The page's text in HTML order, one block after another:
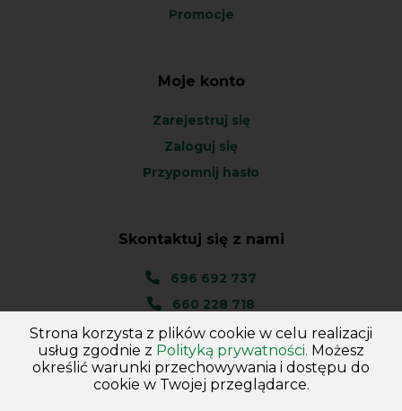
Promocje
Moje konto
Zarejestruj się
Zaloguj się
Przypomnij hasło
Skontaktuj się z nami
696 692 737
660 228 718
Ul. Węgierska 1A
46-045 Kotórz Mały
(woj. Opolskie)
Strona korzysta z plików cookie w celu realizacji
usług zgodnie z Polityką prywatności. Możesz
określić warunki przechowywania i dostępu do
cookie w Twojej przeglądarce.